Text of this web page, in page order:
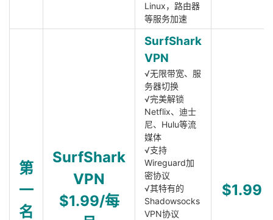
Linux，路由器
等服务加速
第
一
名
SurfShark
VPN
$1.99/每
SurfShark
VPN
√无限带宽、服
务器切换
√完美解锁
Netflix、迪士
尼、Hulu等流
媒体
√支持
Wireguard加
密协议
√其特有的
Shadowsocks
VPN协议
$1.99